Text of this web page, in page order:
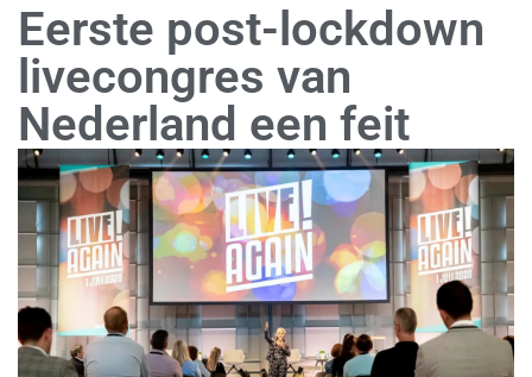
Eerste post-lockdown
livecongres van
Nederland een feit